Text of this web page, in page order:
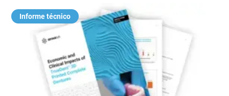
Informe técnico